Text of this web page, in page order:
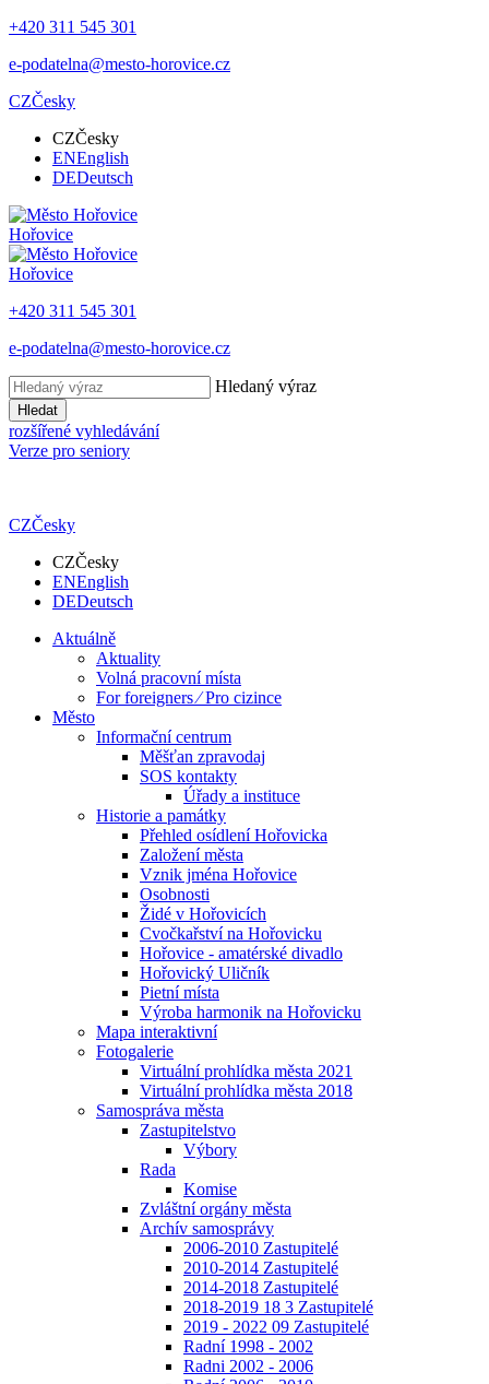
+420 311 545 301
e-podatelna@mesto-horovice.cz
CZČesky
CZČesky
ENEnglish
DEDeutsch
Hořovice
Hořovice
+420 311 545 301
e-podatelna@mesto-horovice.cz
Hledaný výraz
Hledat
rozšířené vyhledávání
Verze pro seniory
CZČesky
CZČesky
ENEnglish
DEDeutsch
Aktuálně
Aktuality
Volná pracovní místa
For foreigners ⁄ Pro cizince
Město
Informační centrum
Měšťan zpravodaj
SOS kontakty
Úřady a instituce
Historie a památky
Přehled osídlení Hořovicka
Založení města
Vznik jména Hořovice
Osobnosti
Židé v Hořovicích
Cvočkařství na Hořovicku
Hořovice - amatérské divadlo
Hořovický Uličník
Pietní místa
Výroba harmonik na Hořovicku
Mapa interaktivní
Fotogalerie
Virtuální prohlídka města 2021
Virtuální prohlídka města 2018
Samospráva města
Zastupitelstvo
Výbory
Rada
Komise
Zvláštní orgány města
Archív samosprávy
2006-2010 Zastupitelé
2010-2014 Zastupitelé
2014-2018 Zastupitelé
2018-2019 18 3 Zastupitelé
2019 - 2022 09 Zastupitelé
Radní 1998 - 2002
Radni 2002 - 2006